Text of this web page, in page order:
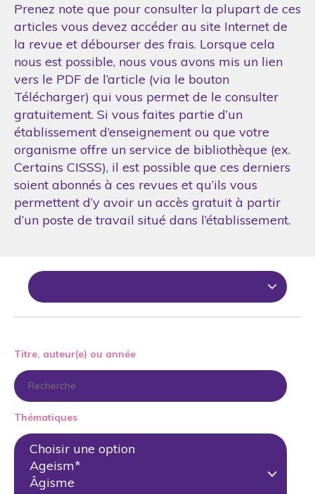
Prenez note que pour consulter la plupart de ces
articles vous devez accéder au site Internet de
la revue et débourser des frais. Lorsque cela
nous est possible, nous vous avons mis un lien
vers le PDF de l’article (via le bouton
Télécharger) qui vous permet de le consulter
gratuitement. Si vous faites partie d’un
établissement d’enseignement ou que votre
organisme offre un service de bibliothèque (ex.
Certains CISSS), il est possible que ces derniers
soient abonnés à ces revues et qu’ils vous
permettent d’y avoir un accès gratuit à partir
d’un poste de travail situé dans l’établissement.
Titre, auteur(e) ou année
Thématiques